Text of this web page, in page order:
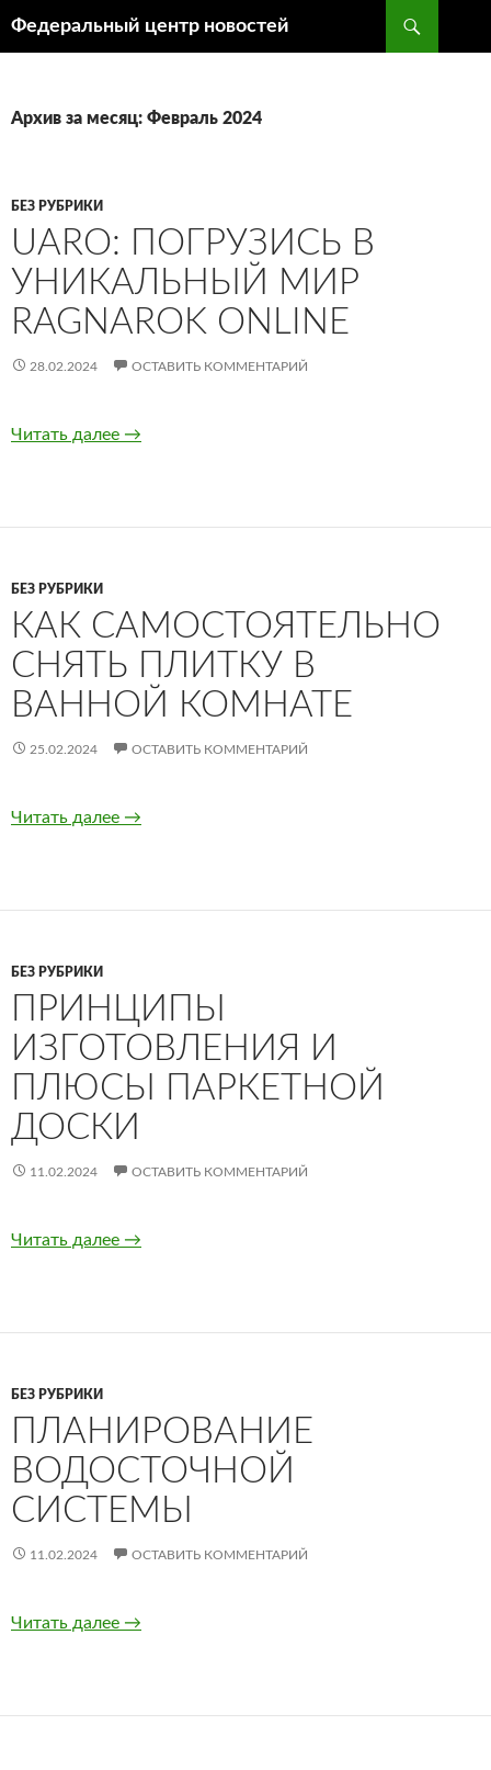
Федеральный центр новостей
Архив за месяц: Февраль 2024
БЕЗ РУБРИКИ
UARO: ПОГРУЗИСЬ В
УНИКАЛЬНЫЙ МИР
RAGNAROK ONLINE
28.02.2024 ОСТАВИТЬ КОММЕНТАРИЙ
Читать далее uaRO: Погрузись в Уникальный Мир
→
БЕЗ РУБРИКИ
КАК САМОСТОЯТЕЛЬНО
СНЯТЬ ПЛИТКУ В
ВАННОЙ КОМНАТЕ
25.02.2024 ОСТАВИТЬ КОММЕНТАРИЙ
Читать далее Как самостоятельно снять плитку в ванной
→
БЕЗ РУБРИКИ
ПРИНЦИПЫ
ИЗГОТОВЛЕНИЯ И
ПЛЮСЫ ПАРКЕТНОЙ
ДОСКИ
11.02.2024 ОСТАВИТЬ КОММЕНТАРИЙ
Читать далее Принципы изготовления и плюсы паркетной
→
БЕЗ РУБРИКИ
ПЛАНИРОВАНИЕ
ВОДОСТОЧНОЙ
СИСТЕМЫ
11.02.2024 ОСТАВИТЬ КОММЕНТАРИЙ
Читать далее Планирование водосточной системы
→